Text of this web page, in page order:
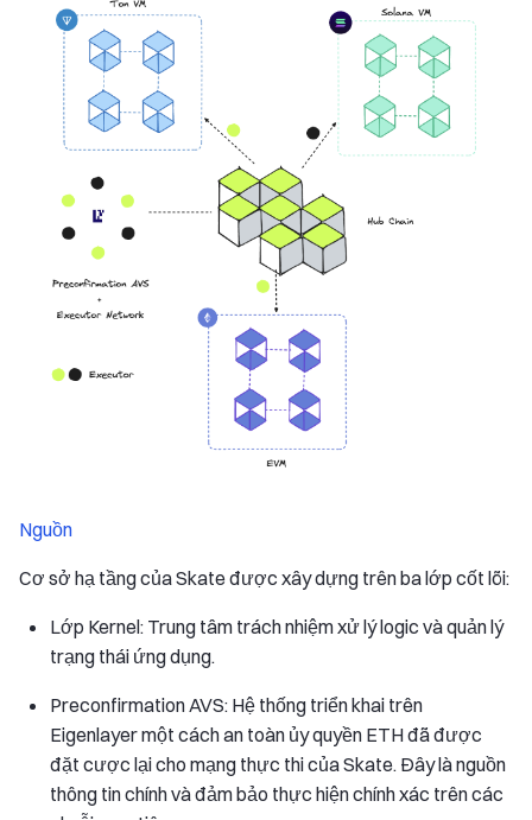
Nguồn
Cơ sở hạ tầng của Skate được xây dựng trên ba lớp cốt lõi:
Lớp Kernel: Trung tâm trách nhiệm xử lý logic và quản lý
trạng thái ứng dụng.
Preconfirmation AVS: Hệ thống triển khai trên
Eigenlayer một cách an toàn ủy quyền ETH đã được
đặt cược lại cho mạng thực thi của Skate. Đây là nguồn
thông tin chính và đảm bảo thực hiện chính xác trên các